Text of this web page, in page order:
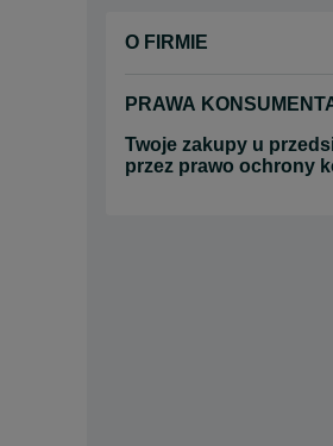
O FIRMIE
PRAWA
Twoje zakupy u
przez prawo ochrony